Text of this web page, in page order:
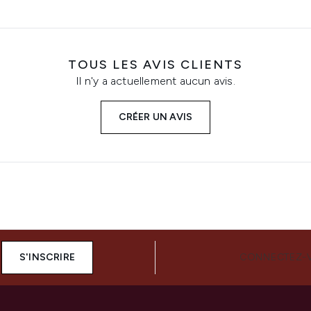
TOUS LES AVIS CLIENTS
Il n'y a actuellement aucun avis.
CRÉER UN AVIS
S'INSCRIRE